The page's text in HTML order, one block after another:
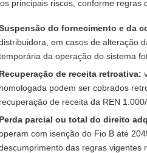
principais riscos, conforme regras
do fornecimento e da
em casos de alteração
da operação do sistema
Recuperação de receita retroativa:
homologada podem ser cobrados
recuperação de receita da REN
Perda parcial ou total do direito
com isenção do Fio B até
das regras vigentes